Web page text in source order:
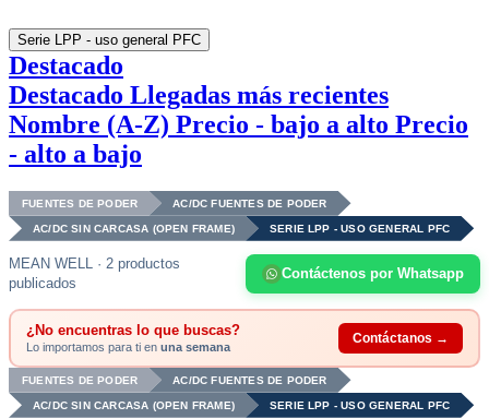
Serie LPP - uso general PFC
Destacado
Destacado Llegadas más recientes
Nombre (A-Z) Precio - bajo a alto Precio
- alto a bajo
FUENTES DE PODER AC/DC FUENTES DE PODER
AC/DC SIN CARCASA (OPEN FRAME) SERIE LPP - USO GENERAL PFC
MEAN WELL · 2 productos
publicados
Contáctenos por Whatsapp
¿No encuentras lo que buscas?
Lo importamos para ti en una semana
Contáctanos →
FUENTES DE PODER AC/DC FUENTES DE PODER
AC/DC SIN CARCASA (OPEN FRAME) SERIE LPP - USO GENERAL PFC